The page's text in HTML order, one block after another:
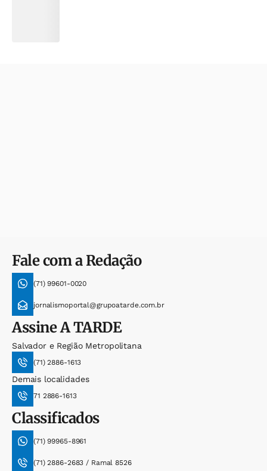
Fale com a Redação
(71) 99601-0020
jornalismoportal@grupoatarde.com.br
AssineA TARDE
Salvador e Região Metropolitana
(71) 2886-1613
Demais localidades
71 2886-1613
Classificados
(71) 99965-8961
(71) 2886-2683 / Ramal 8526